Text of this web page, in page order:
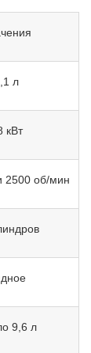
л
кВт
2500 об/мин
9,6 л